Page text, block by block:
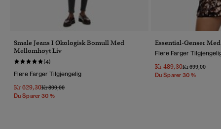
Smale Jeans I Økologisk Bomull Med
Mellomhøyt Liv
(4)
Flere Farger Tilgjengelig
Kr 629,30Pris Nedsatt Fra
Kr 899,00Til
Du Sparer 30 %
Essential-Genser
Flere Farger
Kr 489,30Pris Nedsatt
Kr 699,00Til
Du Sparer 30 %